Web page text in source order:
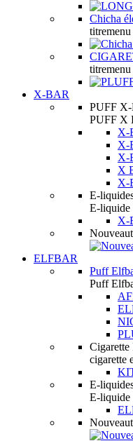
Chicha
titremenu
titremenu
X-BAR
PUFF
PUFF X
X-
X-
X-
X
X-
E-
E-liquide
X-
ELFBAR
Puff
Puff
cigarette
E-
E-liquide